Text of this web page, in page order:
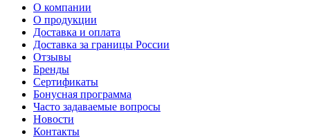
О компании
О продукции
Доставка и оплата
Доставка за границы России
Отзывы
Бренды
Сертификаты
Бонусная программа
Часто задаваемые вопросы
Новости
Контакты